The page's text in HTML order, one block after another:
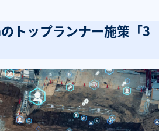
トップランナー施策「3